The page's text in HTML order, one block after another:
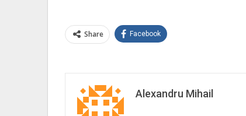
Share Facebook
Alexandru Mihail